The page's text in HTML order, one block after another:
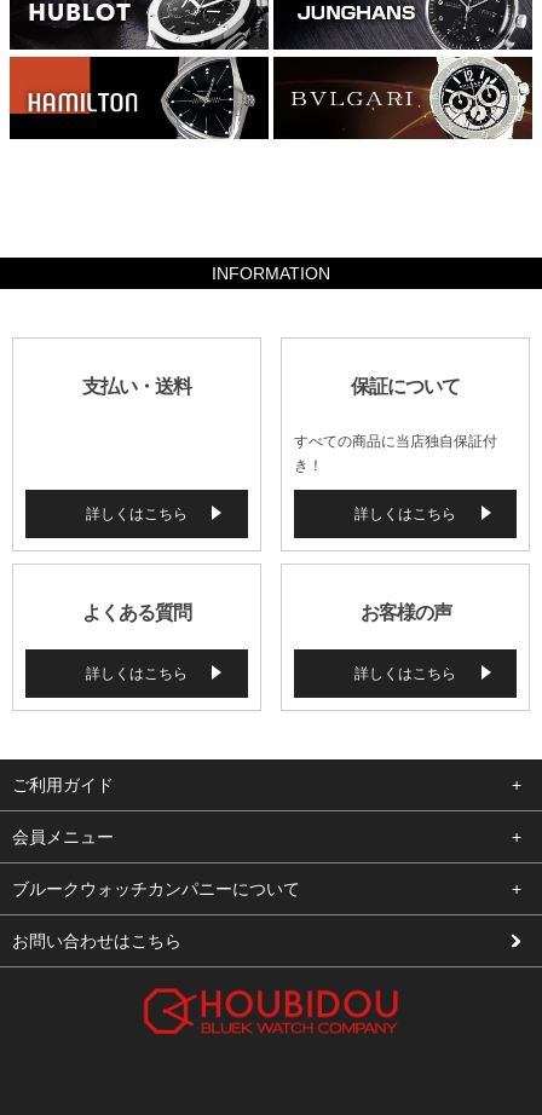
INFORMATION
支払い・送料
詳しくはこちら
保証について
すべての商品に当店独自保証付
き！
詳しくはこちら
よくある質問
詳しくはこちら
お客様の声
詳しくはこちら
ご利用ガイド
よくある質問
支払い・送料
修理依頼
会員メニュー
ログイン
お気に入り
ブルークウォッチカンパニーについて
会社概要
お問い合わせはこちら